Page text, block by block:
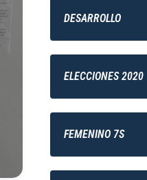
DESARROLLO
ELECCIONES 2020
FEMENINO 7S